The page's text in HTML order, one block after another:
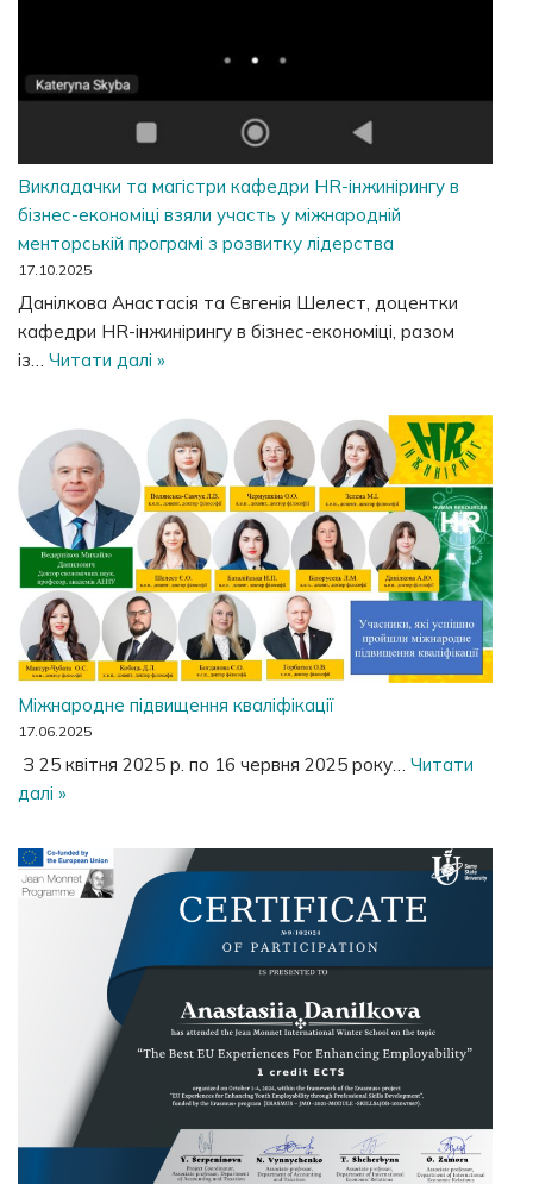
Викладачки та магістри кафедри HR-інжинірингу в
бізнес-економіці взяли участь у міжнародній
менторській програмі з розвитку лідерства
17.10.2025
Данілкова Анастасія та Євгенія Шелест, доцентки
кафедри HR-інжинірингу в бізнес-економіці, разом
із… Читати далі »
Міжнародне підвищення кваліфікації
17.06.2025
З 25 квітня 2025 р. по 16 червня 2025 року… Читати
далі »